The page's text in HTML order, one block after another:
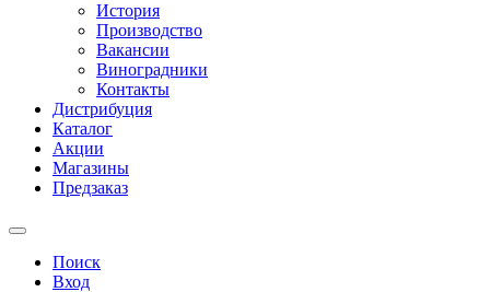
История
Производство
Вакансии
Виноградники
Контакты
Дистрибуция
Каталог
Акции
Магазины
Предзаказ
Поиск
Вход